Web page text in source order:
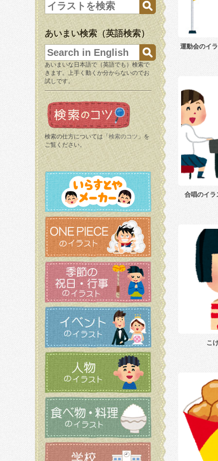
あいまい検索（英語検索）
あいまいな日本語で（英語でも）検索で
きます。上手く動くか分からないのでお
試しです。
検索の仕方については「 検索のコツ 」を
ご覧ください。
運動会のイ
合唱のイラ
こ